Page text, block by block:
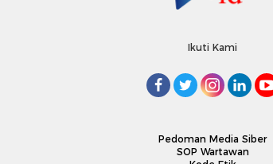
Ikuti Kami
Pedoman Media Siber
SOP Wartawan